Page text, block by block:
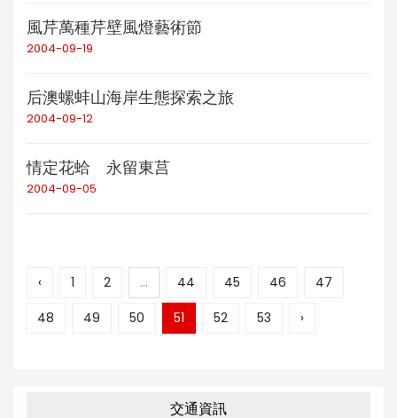
風芹萬種芹壁風燈藝術節
2004-09-19
后澳螺蚌山海岸生態探索之旅
2004-09-12
情定花蛤 永留東莒
2004-09-05
‹ 1 2 ... 44 45 46
47
48
49 50 51 52 53 ›
交通資訊